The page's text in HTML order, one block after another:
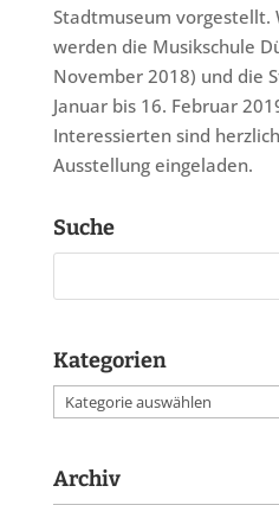
Stadtmuseum vorgestellt.
werden die Musikschule
November 2018) und die
Januar bis 16. Februar
Interessierten sind
Ausstellung eingeladen.
Suche
Kategorien
Kategorien
Archiv